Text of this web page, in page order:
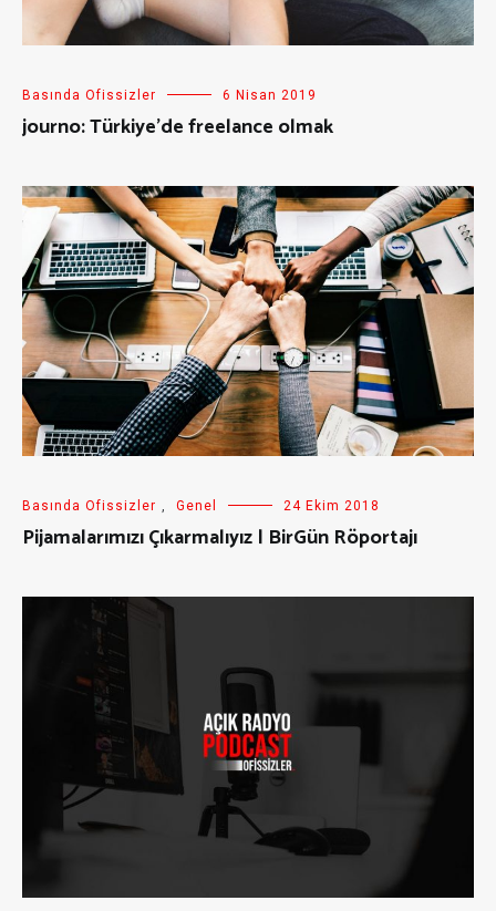
Basında Ofissizler 6 Nisan 2019
journo: Türkiye’de freelance olmak
Basında Ofissizler , Genel 24 Ekim 2018
Pijamalarımızı Çıkarmalıyız | BirGün Röportajı